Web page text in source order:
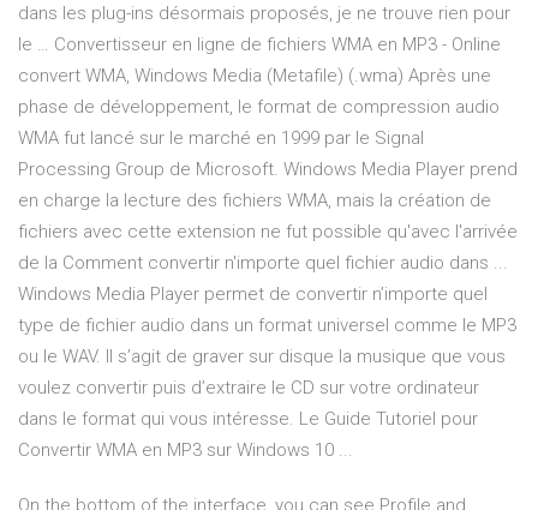
dans les plug-ins désormais proposés, je ne trouve rien pour
le … Convertisseur en ligne de fichiers WMA en MP3 - Online
convert WMA, Windows Media (Metafile) (.wma) Après une
phase de développement, le format de compression audio
WMA fut lancé sur le marché en 1999 par le Signal
Processing Group de Microsoft. Windows Media Player prend
en charge la lecture des fichiers WMA, mais la création de
fichiers avec cette extension ne fut possible qu'avec l'arrivée
de la Comment convertir n'importe quel fichier audio dans ...
Windows Media Player permet de convertir n’importe quel
type de fichier audio dans un format universel comme le MP3
ou le WAV. Il s’agit de graver sur disque la musique que vous
voulez convertir puis d’extraire le CD sur votre ordinateur
dans le format qui vous intéresse. Le Guide Tutoriel pour
Convertir WMA en MP3 sur Windows 10 ...